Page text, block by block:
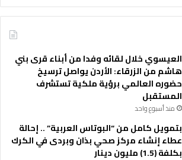
العيسوي خلال لقائه وفدا من أبناء قرى بني
هاشم من الزرقاء: الأردن يواصل ترسيخ
حضوره العالمي برؤية ملكية تستشرف
المستقبل
منذ أسبوع واحد
بتمويل كامل من “البوتاس العربية” .. إحالة
عطاء إنشاء مركز صحي بذان وبردى في الكرك
بكلفة (1.5) مليون دينار